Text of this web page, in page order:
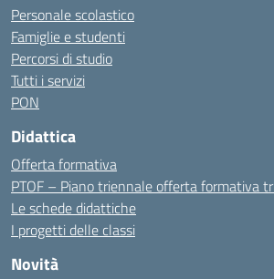
Personale scolastico
Famiglie e studenti
Percorsi di studio
Tutti i servizi
PON
Didattica
Offerta formativa
PTOF – Piano triennale offerta formativa
Le schede didattiche
I progetti delle classi
Novità